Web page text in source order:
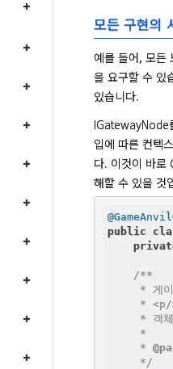
모든 구현의
예를 들어, 모든
을 요구할 수 있
있습니다.
IGatewayNode
입에 따른 컨텍
다. 이것이 바로
해할 수 있을 것
public
/**
* 게이
*
* 객체
     *
     *
     */